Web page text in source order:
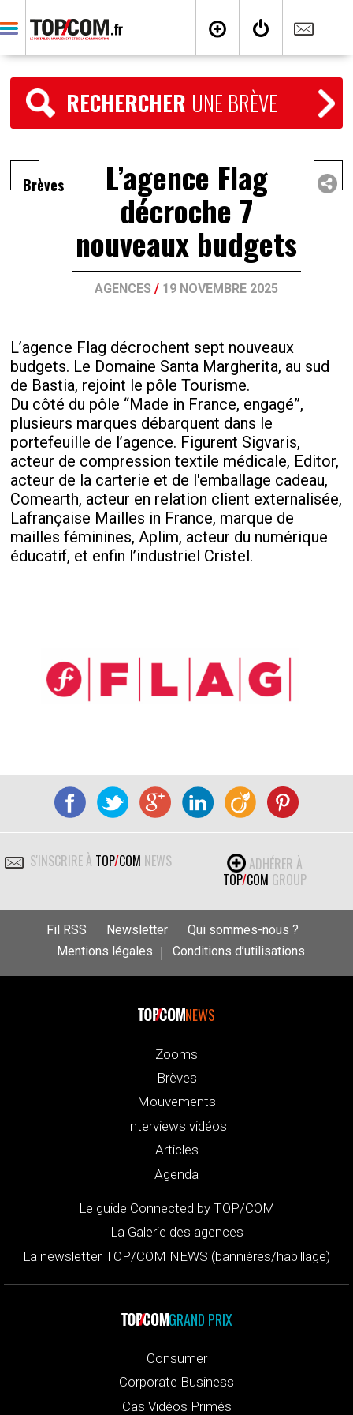
RECHERCHER UNE BRÈVE
Brèves L’agence Flag
décroche 7
nouveaux budgets
AGENCES / 19 NOVEMBRE 2025
L’agence Flag décrochent sept nouveaux
budgets. Le Domaine Santa Margherita, au sud
de Bastia, rejoint le pôle Tourisme.
Du côté du pôle “Made in France, engagé”,
plusieurs marques débarquent dans le
portefeuille de l’agence. Figurent Sigvaris,
acteur de compression textile médicale, Editor,
acteur de la carterie et de l'emballage cadeau,
Comearth, acteur en relation client externalisée,
Lafrançaise Mailles in France, marque de
mailles féminines, Aplim, acteur du numérique
éducatif, et enfin l’industriel Cristel.
S'INSCRIRE À TOP/COM NEWS
ADHÉRER À
TOP/COM GROUP
Fil RSS Newsletter
Qui sommes-nous ?
Mentions légales
Conditions d’utilisations
NEWS
Zooms
Brèves
Mouvements
Interviews vidéos
Articles
Agenda
Le guide Connected by TOP/COM
La Galerie des agences
La newsletter TOP/COM NEWS (bannières/habillage)
GRAND PRIX
Consumer
Corporate Business
Cas Vidéos Primés